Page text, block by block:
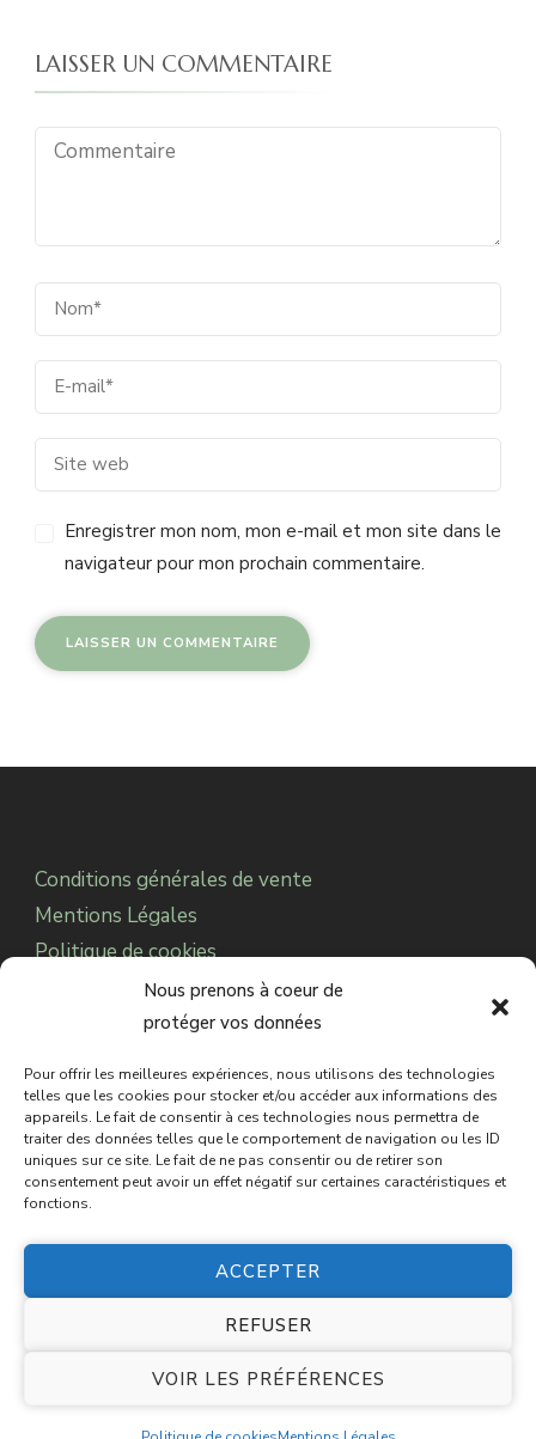
Nous prenons à coeur de
protéger vos données
Pour offrir les meilleures expériences, nous utilisons des technologies
telles que les cookies pour stocker et/ou accéder aux informations des
appareils. Le fait de consentir à ces technologies nous permettra de
traiter des données telles que le comportement de navigation ou les ID
uniques sur ce site. Le fait de ne pas consentir ou de retirer son
consentement peut avoir un effet négatif sur certaines caractéristiques et
fonctions.
ACCEPTER
REFUSER
VOIR LES PRÉFÉRENCES
LAISSER UN COMMENTAIRE
Enregistrer mon nom, mon e-mail et mon site dans le
navigateur pour mon prochain commentaire.
Conditions générales de vente
Mentions Légales
Politique de cookies
Notre Association
© 2025 CDC Paranormal.Sabbat des Sorcières
est une marque déposée auprès de l’INPI.Tous
droits réservés
Le sabbat des sorcières | un événement réalisé par
l'associationCDC Paranormal
Blossom Spa | Développé parBlossom